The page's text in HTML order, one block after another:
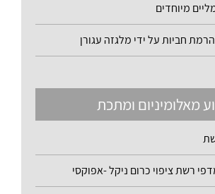
מיוחדים
חביות על ידי מלגזה עגורן
מאלומיניום ומתכת
רשת ציפוי כרום ניקל -אפוקסי